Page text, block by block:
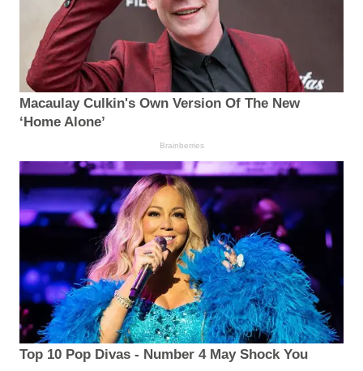
Macaulay Culkin's Own Version Of The New
‘Home Alone’
Brainberries
Top 10 Pop Divas - Number 4 May Shock You